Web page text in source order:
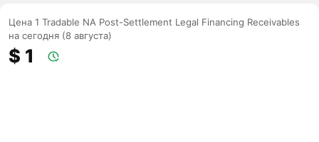
Цена 1 Tradable NA Post-Settlement Legal Financing Receivables
на сегодня (8 августа)
$ 1